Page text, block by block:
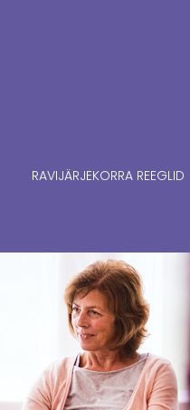
RAVIJÄRJEKORRA REEGLID